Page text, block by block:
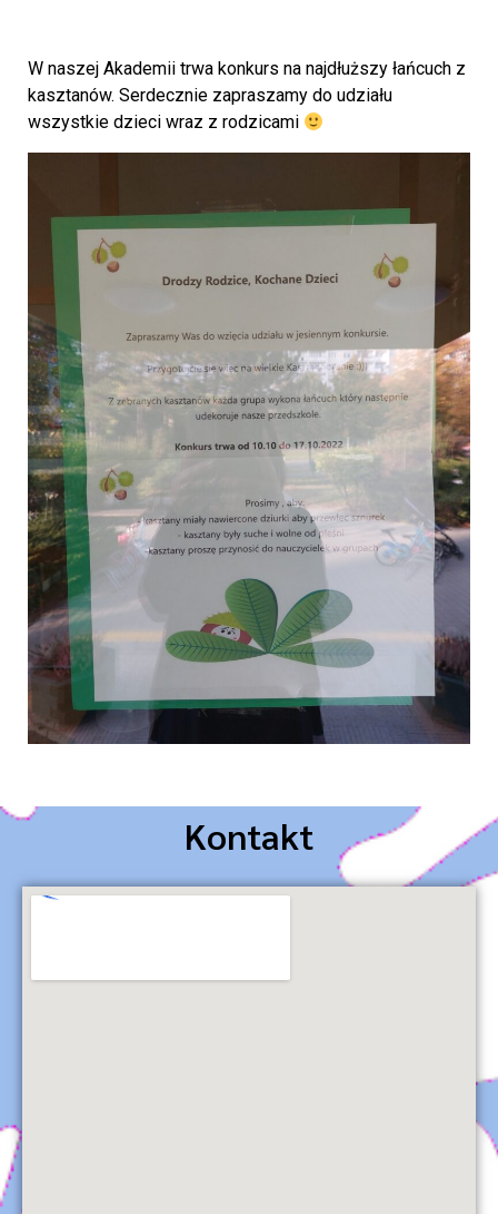
W naszej Akademii trwa konkurs na najdłuższy łańcuch z
kasztanów. Serdecznie zapraszamy do udziału
wszystkie dzieci wraz z rodzicami
Kontakt